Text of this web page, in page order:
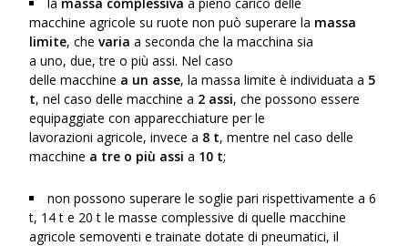
macchineagricole su ruote non può superare la massa
limite, chevaria a seconda che la macchina sia
a uno, due, tre o più assi. Nel caso
dellemacchine a un asse, lamassa limite è individuata a 5
t, nel caso delle macchine a 2 assi, che possono essere
equipaggiate conapparecchiature per le
lavorazioni agricole, invece a 8 t, mentre nel caso delle
macchine a tre o più assi a 10 t;
non possono superare le soglie pari rispettivamente a 6
t, 14 t e 20 t le masse complessive di quelle macchine
agricole semoventi e trainate dotate di pneumatici, il